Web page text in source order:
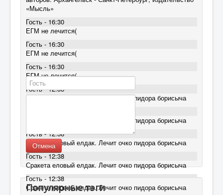
«Мысль»
Гость - 16:30
ЕГМ не лечится(
Гость - 16:30
ЕГМ не лечится(
Гость - 16:30
ЕГМ не лечится(
Гость - 12:38
Сракета еловый елдак. Лечит очко пидора борисыча
Сракета еловый елдак. Лечит очко пидора борисыча
Гость - 12:38
Сракета еловый елдак. Лечит очко пидора борисыча
Гость - 12:38
Сракета еловый елдак. Лечит очко пидора борисыча
Гость - 12:38
Сракета еловый елдак. Лечит очко пидора борисыча
Отмена
Популярные тэги